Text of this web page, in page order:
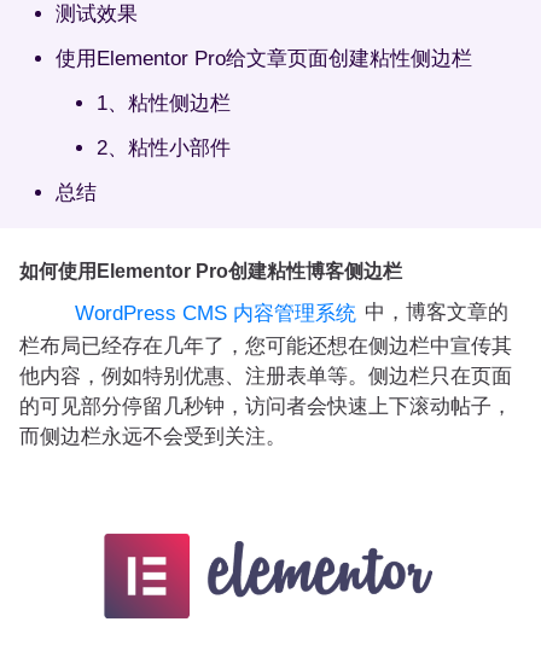
测试效果
使用Elementor Pro给文章页面创建粘性侧边栏
1、粘性侧边栏
2、粘性小部件
总结
如何使用Elementor Pro创建粘性博客侧边栏
WordPress CMS 内容管理系统 中，博客文章的
栏布局已经存在几年了，您可能还想在侧边栏中宣传其
他内容，例如特别优惠、注册表单等。侧边栏只在页面
的可见部分停留几秒钟，访问者会快速上下滚动帖子，
而侧边栏永远不会受到关注。